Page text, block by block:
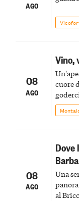
AGO
08
AGO
Vino,
cuore
08
AGO
Dove
Una
al